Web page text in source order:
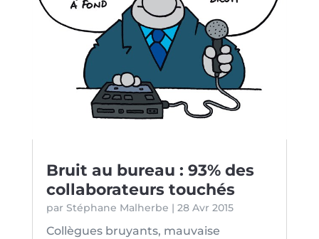
Bruit au bureau : 93% des
collaborateurs touchés
par Stéphane Malherbe | 28 Avr 2015
Collègues bruyants, mauvaise